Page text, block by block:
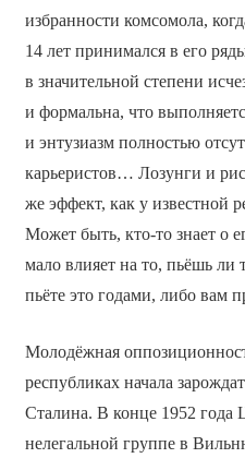
избранности комсомола,
14 лет принимался в его
в значительной степени
и формальна, что
и энтузиазм полностью
карьеристов… Лозунги и
же эффект, как у известной
Может быть, кто-то знает о
мало влияет на то, пьёшь
пьёте это годами, либо вам
Молодёжная
республиках начала
Сталина. В конце 1952 года
нелегальной группе в